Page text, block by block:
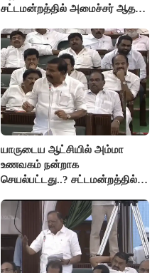
சட்டமன்றத்தில் அமைச்சர் ஆதவ்
யாருடைய ஆட்சியில் அம்மா
உணவகம் நன்றாக
செயல்பட்டது..? சட்டமன்றத்தில்